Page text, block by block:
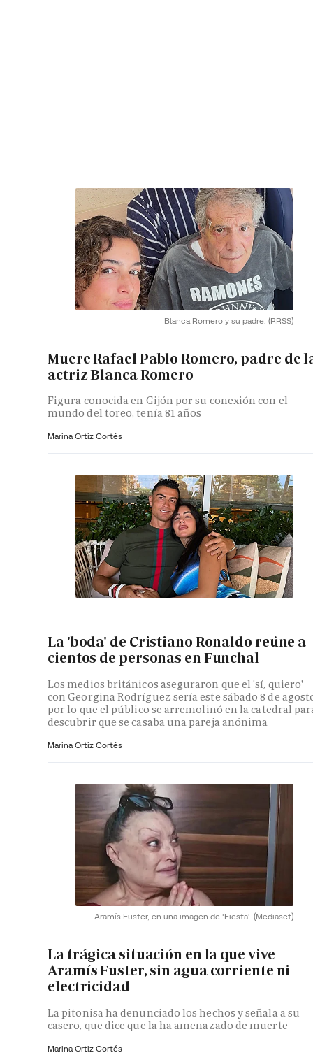
Blanca Romero y su padre. (RRSS)
Muere Rafael Pablo Romero, padre de
actriz Blanca Romero
Figura conocida en Gijón por su conexión con el
mundo del toreo, tenía 81 años
Marina Ortiz Cortés
La 'boda' de Cristiano Ronaldo reúne a
cientos de personas en Funchal
Los medios británicos aseguraron que el 'sí, quiero'
con Georgina Rodríguez sería este sábado 8 de
por lo que el público se arremolinó en la catedral
descubrir que se casaba una pareja anónima
Marina Ortiz Cortés
Aramís Fuster, en una imagen de 'Fiesta'. (Mediaset)
La trágica situación en la que vive
Aramís Fuster, sin agua corriente ni
electricidad
La pitonisa ha denunciado los hechos y señala a su
casero, que dice que la ha amenazado de muerte
Marina Ortiz Cortés